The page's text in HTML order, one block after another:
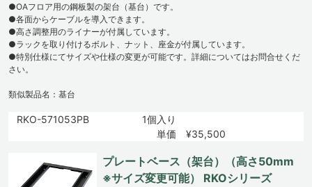
●OAフロア用の鋼板製の架台（基台）です。
●各面からケーブルを導入できます。
●高さ調整用のライナーが付属しています。
●ラックを取り付けるボルト、ナット、座金が付属しています。
●特別仕様にてサイズや仕様の変更が可能です。詳細についてはお問合せくだ
さい。
類似製品名：基台
RKO-571053PB
1個入り
単価 ¥35,500
プレートベース（架台）（高さ50mm
※サイズ変更可能） RKOシリーズ